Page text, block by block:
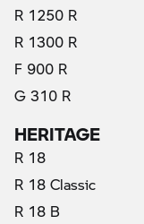
R 1250 R
R 1300 R
F 900 R
G 310 R
HERITAGE
R 18
R 18 Classic
R 18 B